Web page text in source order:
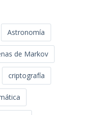
Astronomía
de Markov
criptografía